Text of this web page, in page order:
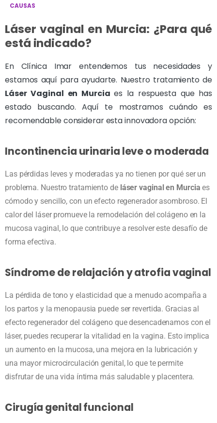
CAUSAS
Láser vaginal en Murcia: ¿Para qué
está indicado?
En Clínica Imar entendemos tus necesidades y
estamos aquí para ayudarte. Nuestro tratamiento de
Láser Vaginal en Murciaes la respuesta que has
estado buscando. Aquí te mostramos cuándo es
recomendable considerar esta innovadora opción:
Incontinencia urinaria leve o moderada
Las pérdidas leves y moderadas ya no tienen por qué ser un
problema. Nuestro tratamiento de láser vaginal en Murcia es
cómodo y sencillo, con un efecto regenerador asombroso. El
calor del láser promueve la remodelación del colágeno en la
mucosa vaginal, lo que contribuye a resolver este desafío de
forma efectiva.
Síndrome de relajación y atrofia vaginal
La pérdida de tono y elasticidad que a menudo acompaña a
los partos y la menopausia puede ser revertida. Gracias al
efecto regenerador del colágeno que desencadenamos con el
láser, puedes recuperar la vitalidad en la vagina. Esto implica
un aumento en la mucosa, una mejora en la lubricación y
una mayor microcirculación genital, lo que te permite
disfrutar de una vida íntima más saludable y placentera.
Cirugía genital funcional